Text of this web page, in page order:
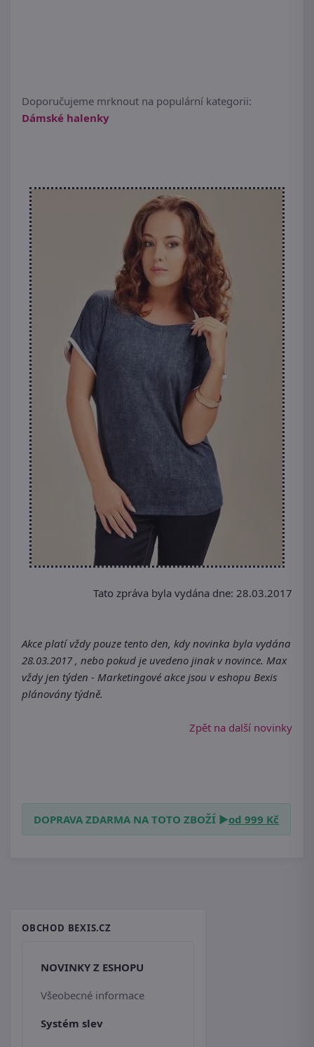
Doporučujeme mrknout na populární kategorii:
Dámské halenky
Tato zpráva byla vydána dne: 28.03.2017
Akce platí vždy pouze tento den, kdy novinka byla vydána
28.03.2017 , nebo pokud je uvedeno jinak v novince. Max
vždy jen týden - Marketingové akce jsou v eshopu Bexis
plánovány týdně.
Zpět na další novinky
DOPRAVA ZDARMA NA TOTO ZBOŽÍ ►od 999 Kč
OBCHOD BEXIS.CZ
NOVINKY Z ESHOPU
Všeobecné informace
Systém slev